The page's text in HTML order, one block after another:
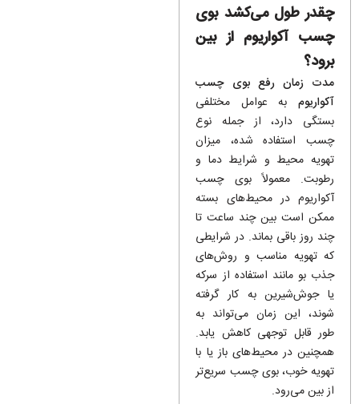
چقدر طول می‌کشد بوی
چسب آکواریوم از بین
برود؟
مدت زمان رفع بوی چسب
آکواریوم به عوامل مختلفی
بستگی دارد، از جمله نوع
چسب استفاده شده، میزان
تهویه محیط و شرایط دما و
رطوبت. معمولاً بوی چسب
آکواریوم در محیط‌های بسته
ممکن است بین چند ساعت تا
چند روز باقی بماند. در شرایطی
که تهویه مناسب و روش‌های
جذب بو مانند استفاده از سرکه
یا جوش‌شیرین به کار گرفته
شوند، این زمان می‌تواند به
طور قابل توجهی کاهش یابد.
همچنین در محیط‌های باز یا با
تهویه خوب، بوی چسب سریع‌تر
از بین می‌رود.